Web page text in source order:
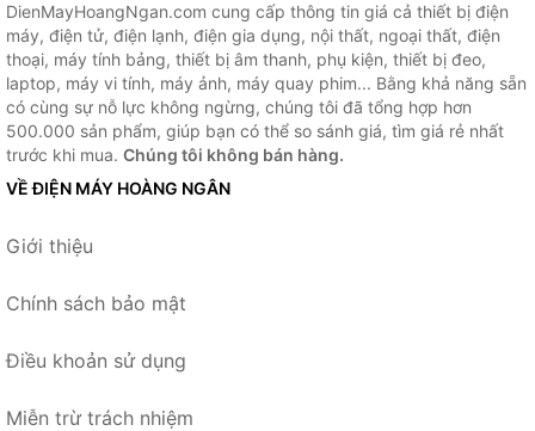
DienMayHoangNgan.com cung cấp thông tin giá cả thiết bị điện
máy, điện tử, điện lạnh, điện gia dụng, nội thất, ngoại thất, điện
thoại, máy tính bảng, thiết bị âm thanh, phụ kiện, thiết bị đeo,
laptop, máy vi tính, máy ảnh, máy quay phim... Bằng khả năng sẵn
có cùng sự nỗ lực không ngừng, chúng tôi đã tổng hợp hơn
500.000 sản phẩm, giúp bạn có thể so sánh giá, tìm giá rẻ nhất
trước khi mua. Chúng tôi không bán hàng.
VỀ ĐIỆN MÁY HOÀNG NGÂN
Giới thiệu
Chính sách bảo mật
Điều khoản sử dụng
Miễn trừ trách nhiệm